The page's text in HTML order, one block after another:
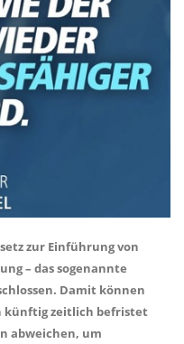
zur Einführung von
– das sogenannte
Damit können
künftig zeitlich befristet
abweichen, um